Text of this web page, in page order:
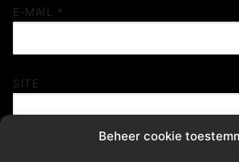
Beheer cookie
E-MAIL *
SITE